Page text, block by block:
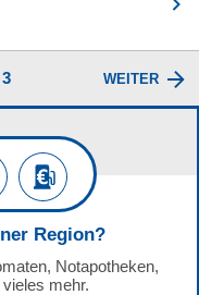
WEITER
Region?
Notapotheken,
mehr.